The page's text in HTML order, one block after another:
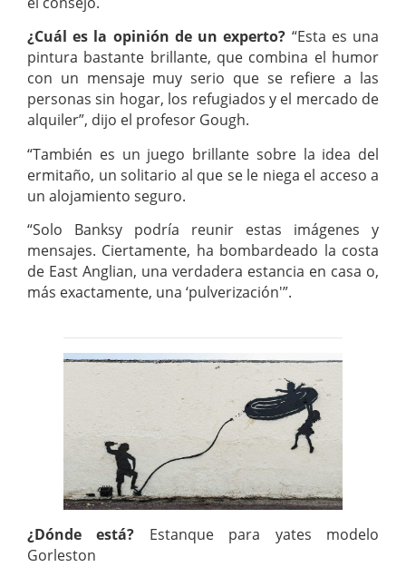
¿Cuál es la opinión de un experto? “Esta es una
pintura bastante brillante, que combina el humor
con un mensaje muy serio que se refiere a las
personas sin hogar, los refugiados y el mercado de
alquiler”, dijo el profesor Gough.
“También es un juego brillante sobre la idea del
ermitaño, un solitario al que se le niega el acceso a
un alojamiento seguro.
“Solo Banksy podría reunir estas imágenes y
mensajes. Ciertamente, ha bombardeado la costa
de East Anglian, una verdadera estancia en casa o,
más exactamente, una ‘pulverización'”.
¿Dónde está? Estanque para yates modelo
Gorleston